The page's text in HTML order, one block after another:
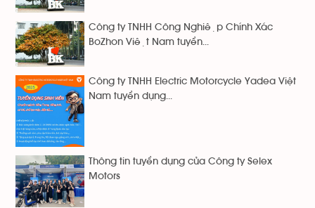
Công ty TNHH Công Nghiệp Chính Xác
BoZhon Việt Nam tuyển...
Công ty TNHH Electric Motorcycle Yadea Việt
Nam tuyển dụng...
Thông tin tuyển dụng của Công ty Selex
Motors